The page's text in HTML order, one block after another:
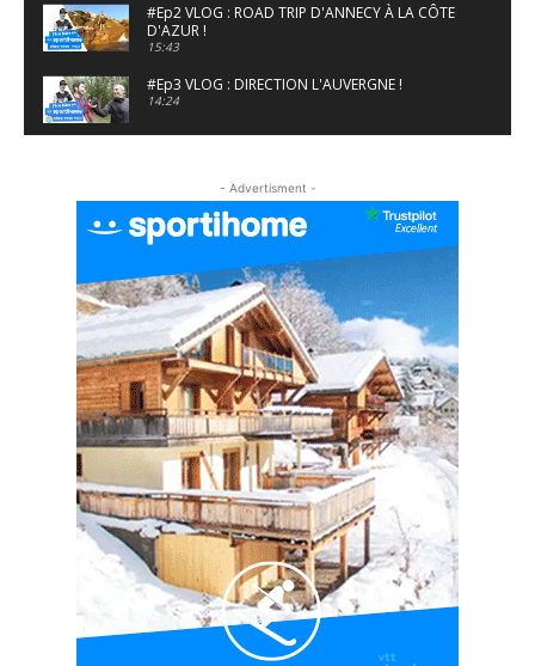
#Ep2 VLOG : ROAD TRIP D'ANNECY À LA CÔTE
D'AZUR !
15:43
#Ep3 VLOG : DIRECTION L'AUVERGNE !
14:24
#EP6 VLOG : SKI & RANDONNÉE DANS LES
ALPES
#EP7 VLOG : DE LA RAQUETTE EN PLEIN MILIEU
DU BEAUFORTAIN
04:09
#Ep8 VLOG : DÉCOUVERTE DU VERCORS ET DU
BASSIN GRENOBLOIS !
09:04
#Ep9 VLOG : UN SPORTIHOME CHEZ
SPORTIHOME !
07:21
#Ep10 VLOG : UN SEJOUR SPORTIF PROCHE DE
PARIS !
07:37
#Ep11 VLOG : SÉJOUR AU BORD DE LA SAÔNE
ET AU LAC D’AIGUEBELETTE
05:55
#Ep12 VLOG : ANNECY, ENTRE LAC ET
- Advertisment -